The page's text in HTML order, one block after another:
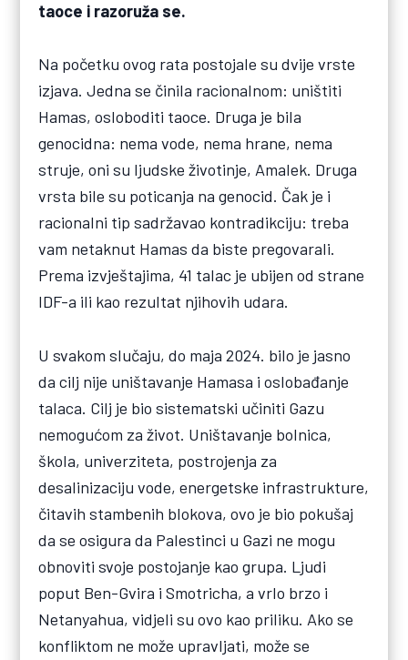
taoce i razoruža se.
Na početku ovog rata postojale su dvije vrste
izjava. Jedna se činila racionalnom: uništiti
Hamas, osloboditi taoce. Druga je bila
genocidna: nema vode, nema hrane, nema
struje, oni su ljudske životinje, Amalek. Druga
vrsta bile su poticanja na genocid. Čak je i
racionalni tip sadržavao kontradikciju: treba
vam netaknut Hamas da biste pregovarali.
Prema izvještajima, 41 talac je ubijen od strane
IDF-a ili kao rezultat njihovih udara.
U svakom slučaju, do maja 2024. bilo je jasno
da cilj nije uništavanje Hamasa i oslobađanje
talaca. Cilj je bio sistematski učiniti Gazu
nemogućom za život. Uništavanje bolnica,
škola, univerziteta, postrojenja za
desalinizaciju vode, energetske infrastrukture,
čitavih stambenih blokova, ovo je bio pokušaj
da se osigura da Palestinci u Gazi ne mogu
obnoviti svoje postojanje kao grupa. Ljudi
poput Ben-Gvira i Smotricha, a vrlo brzo i
Netanyahua, vidjeli su ovo kao priliku. Ako se
konfliktom ne može upravljati, može se